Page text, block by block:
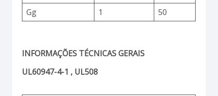
Gg
1 50
INFORMAÇÕES TÉCNICAS GERAIS
UL60947-4-1 , UL508